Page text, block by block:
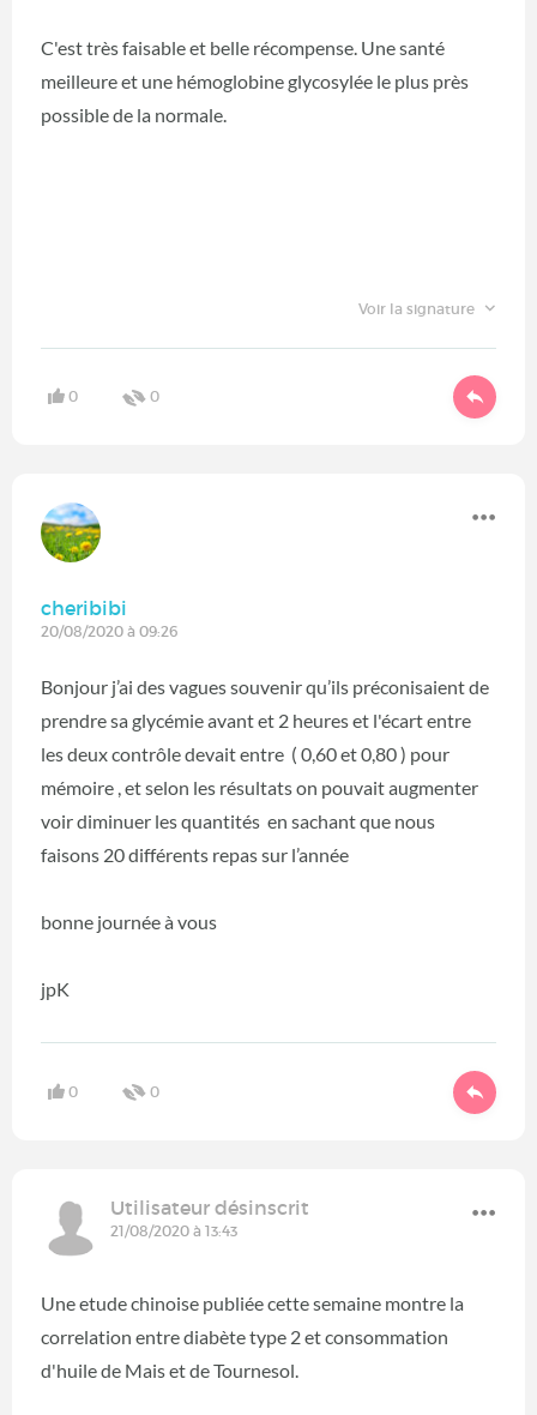
C'est très faisable et belle récompense. Une santé
meilleure et une hémoglobine glycosylée le plus près
possible de la normale.
Voir la signature
0 0
cheribibi
20/08/2020 à 09:26
Bonjour j’ai des vagues souvenir qu’ils préconisaient de
prendre sa glycémie avant et 2 heures et l'écart entre
les deux contrôle devait entre ( 0,60 et 0,80 ) pour
mémoire , et selon les résultats on pouvait augmenter
voir diminuer les quantités en sachant que nous
faisons 20 différents repas sur l’année
bonne journée à vous
jpK
0 0
Utilisateur désinscrit
21/08/2020 à 13:43
Une etude chinoise publiée cette semaine montre la
correlation entre diabète type 2 et consommation
d'huile de Mais et de Tournesol.